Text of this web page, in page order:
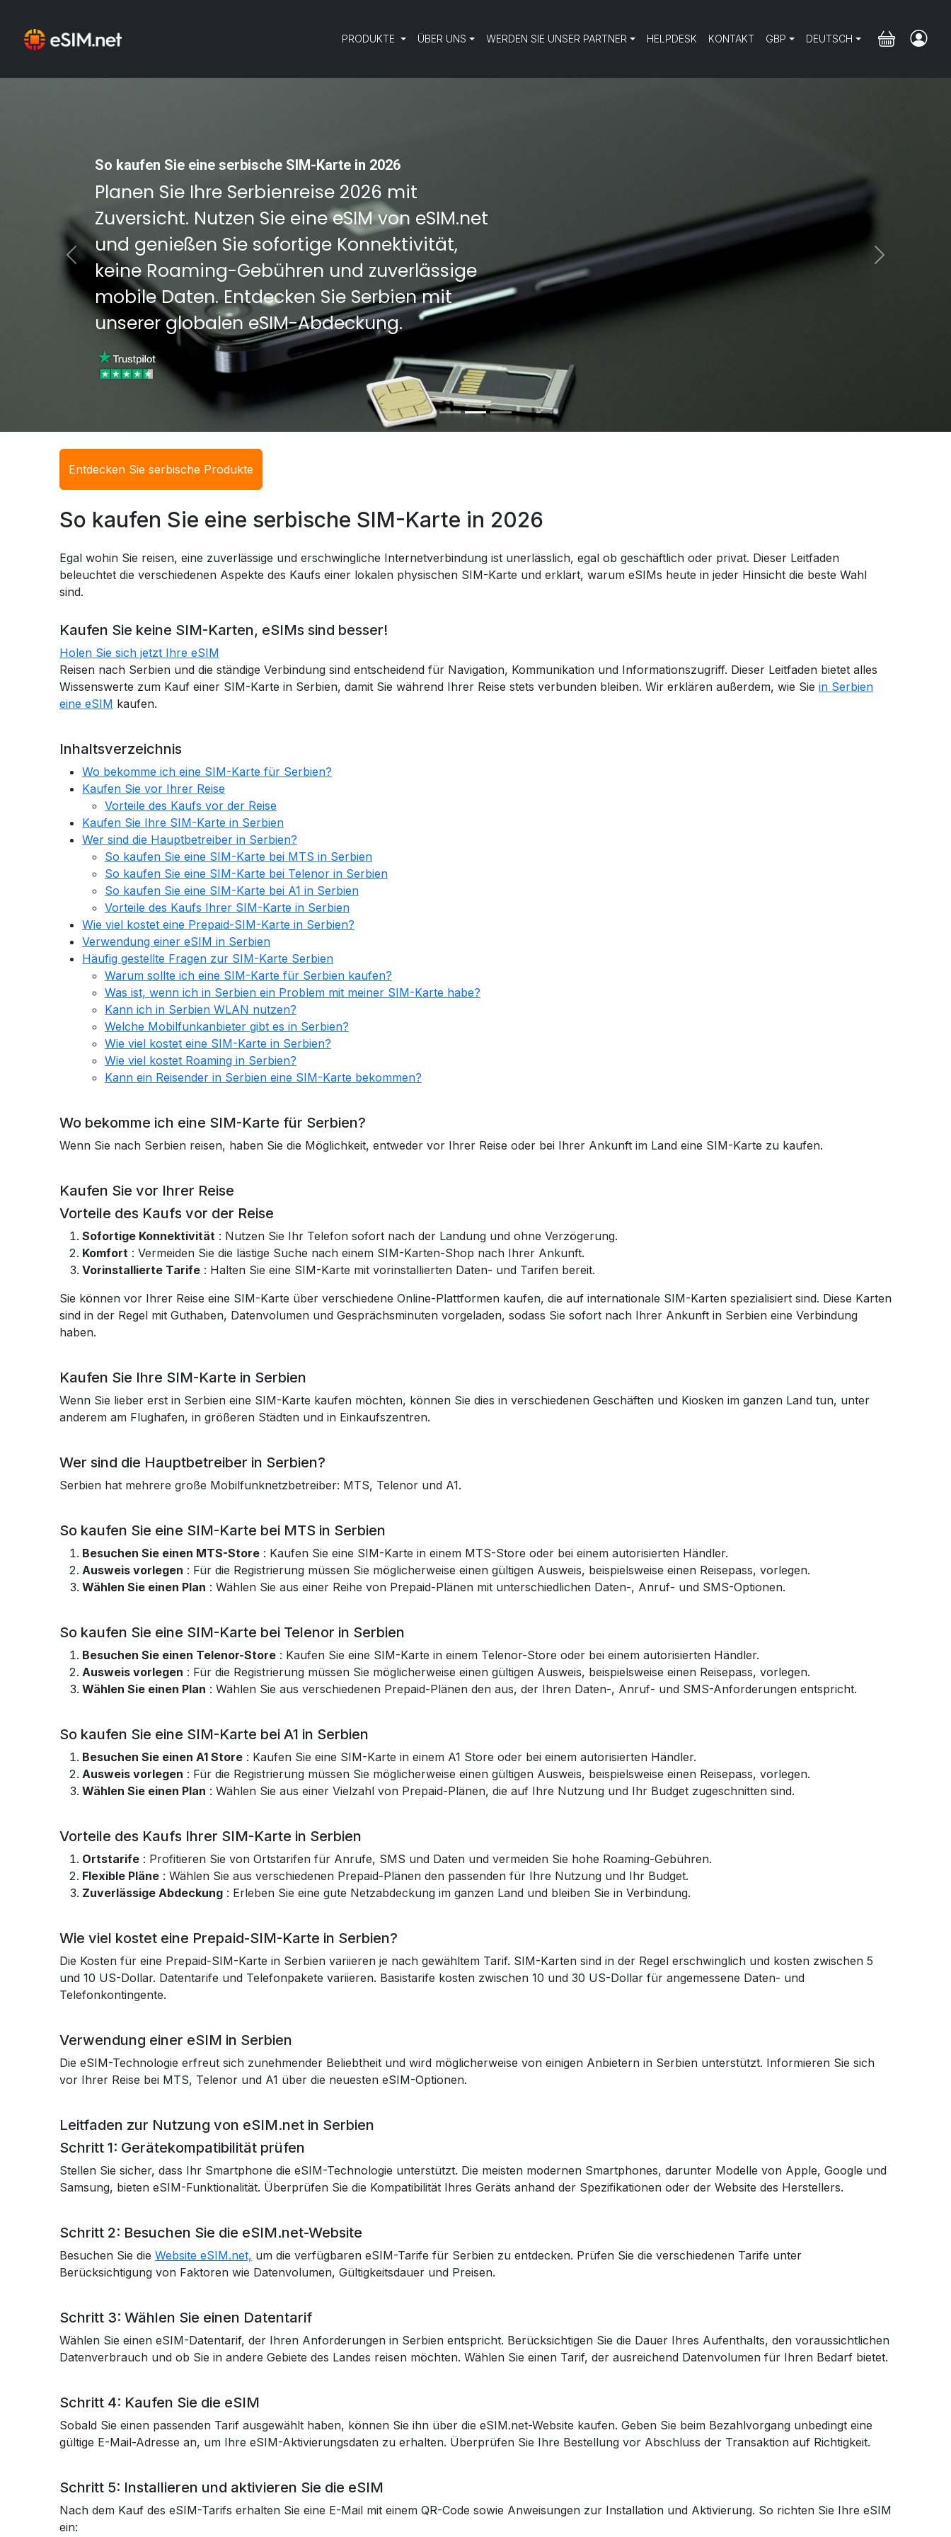
PRODUKTE ÜBER UNS WERDEN SIE UNSER PARTNER HELPDESK KONTAKT GBP DEUTSCH
So kaufen Sie eine serbische SIM-Karte in 2026
Planen Sie Ihre Serbienreise 2026 mit
Zuversicht. Nutzen Sie eine eSIM von eSIM.net
und genießen Sie sofortige Konnektivität,
keine Roaming-Gebühren und zuverlässige
mobile Daten. Entdecken Sie Serbien mit
unserer globalen eSIM-Abdeckung.
Previous Next
Entdecken Sie serbische Produkte
So kaufen Sie eine serbische SIM-Karte in 2026
Egal wohin Sie reisen, eine zuverlässige und erschwingliche Internetverbindung ist unerlässlich, egal ob geschäftlich oder privat. Dieser Leitfaden
beleuchtet die verschiedenen Aspekte des Kaufs einer lokalen physischen SIM-Karte und erklärt, warum eSIMs heute in jeder Hinsicht die beste Wahl
sind.
Kaufen Sie keine SIM-Karten, eSIMs sind besser!
Holen Sie sich jetzt Ihre eSIM
Reisen nach Serbien und die ständige Verbindung sind entscheidend für Navigation, Kommunikation und Informationszugriff. Dieser Leitfaden bietet alles
Wissenswerte zum Kauf einer SIM-Karte in Serbien, damit Sie während Ihrer Reise stets verbunden bleiben. Wir erklären außerdem, wie Sie in Serbien
eine eSIM kaufen.
Inhaltsverzeichnis
Wo bekomme ich eine SIM-Karte für Serbien?
Kaufen Sie vor Ihrer Reise
Vorteile des Kaufs vor der Reise
Kaufen Sie Ihre SIM-Karte in Serbien
Wer sind die Hauptbetreiber in Serbien?
So kaufen Sie eine SIM-Karte bei MTS in Serbien
So kaufen Sie eine SIM-Karte bei Telenor in Serbien
So kaufen Sie eine SIM-Karte bei A1 in Serbien
Vorteile des Kaufs Ihrer SIM-Karte in Serbien
Wie viel kostet eine Prepaid-SIM-Karte in Serbien?
Verwendung einer eSIM in Serbien
Häufig gestellte Fragen zur SIM-Karte Serbien
Warum sollte ich eine SIM-Karte für Serbien kaufen?
Was ist, wenn ich in Serbien ein Problem mit meiner SIM-Karte habe?
Kann ich in Serbien WLAN nutzen?
Welche Mobilfunkanbieter gibt es in Serbien?
Wie viel kostet eine SIM-Karte in Serbien?
Wie viel kostet Roaming in Serbien?
Kann ein Reisender in Serbien eine SIM-Karte bekommen?
Wo bekomme ich eine SIM-Karte für Serbien?
Wenn Sie nach Serbien reisen, haben Sie die Möglichkeit, entweder vor Ihrer Reise oder bei Ihrer Ankunft im Land eine SIM-Karte zu kaufen.
Kaufen Sie vor Ihrer Reise
Vorteile des Kaufs vor der Reise
Sofortige Konnektivität : Nutzen Sie Ihr Telefon sofort nach der Landung und ohne Verzögerung.
Komfort : Vermeiden Sie die lästige Suche nach einem SIM-Karten-Shop nach Ihrer Ankunft.
Vorinstallierte Tarife : Halten Sie eine SIM-Karte mit vorinstallierten Daten- und Tarifen bereit.
Sie können vor Ihrer Reise eine SIM-Karte über verschiedene Online-Plattformen kaufen, die auf internationale SIM-Karten spezialisiert sind. Diese Karten
sind in der Regel mit Guthaben, Datenvolumen und Gesprächsminuten vorgeladen, sodass Sie sofort nach Ihrer Ankunft in Serbien eine Verbindung
haben.
Kaufen Sie Ihre SIM-Karte in Serbien
Wenn Sie lieber erst in Serbien eine SIM-Karte kaufen möchten, können Sie dies in verschiedenen Geschäften und Kiosken im ganzen Land tun, unter
anderem am Flughafen, in größeren Städten und in Einkaufszentren.
Wer sind die Hauptbetreiber in Serbien?
Serbien hat mehrere große Mobilfunknetzbetreiber: MTS, Telenor und A1.
So kaufen Sie eine SIM-Karte bei MTS in Serbien
Besuchen Sie einen MTS-Store : Kaufen Sie eine SIM-Karte in einem MTS-Store oder bei einem autorisierten Händler.
Ausweis vorlegen : Für die Registrierung müssen Sie möglicherweise einen gültigen Ausweis, beispielsweise einen Reisepass, vorlegen.
Wählen Sie einen Plan : Wählen Sie aus einer Reihe von Prepaid-Plänen mit unterschiedlichen Daten-, Anruf- und SMS-Optionen.
So kaufen Sie eine SIM-Karte bei Telenor in Serbien
Besuchen Sie einen Telenor-Store : Kaufen Sie eine SIM-Karte in einem Telenor-Store oder bei einem autorisierten Händler.
Ausweis vorlegen : Für die Registrierung müssen Sie möglicherweise einen gültigen Ausweis, beispielsweise einen Reisepass, vorlegen.
Wählen Sie einen Plan : Wählen Sie aus verschiedenen Prepaid-Plänen den aus, der Ihren Daten-, Anruf- und SMS-Anforderungen entspricht.
So kaufen Sie eine SIM-Karte bei A1 in Serbien
Besuchen Sie einen A1 Store : Kaufen Sie eine SIM-Karte in einem A1 Store oder bei einem autorisierten Händler.
Ausweis vorlegen : Für die Registrierung müssen Sie möglicherweise einen gültigen Ausweis, beispielsweise einen Reisepass, vorlegen.
Wählen Sie einen Plan : Wählen Sie aus einer Vielzahl von Prepaid-Plänen, die auf Ihre Nutzung und Ihr Budget zugeschnitten sind.
Vorteile des Kaufs Ihrer SIM-Karte in Serbien
Ortstarife : Profitieren Sie von Ortstarifen für Anrufe, SMS und Daten und vermeiden Sie hohe Roaming-Gebühren.
Flexible Pläne : Wählen Sie aus verschiedenen Prepaid-Plänen den passenden für Ihre Nutzung und Ihr Budget.
Zuverlässige Abdeckung : Erleben Sie eine gute Netzabdeckung im ganzen Land und bleiben Sie in Verbindung.
Wie viel kostet eine Prepaid-SIM-Karte in Serbien?
Die Kosten für eine Prepaid-SIM-Karte in Serbien variieren je nach gewähltem Tarif. SIM-Karten sind in der Regel erschwinglich und kosten zwischen 5
und 10 US-Dollar. Datentarife und Telefonpakete variieren. Basistarife kosten zwischen 10 und 30 US-Dollar für angemessene Daten- und
Telefonkontingente.
Verwendung einer eSIM in Serbien
Die eSIM-Technologie erfreut sich zunehmender Beliebtheit und wird möglicherweise von einigen Anbietern in Serbien unterstützt. Informieren Sie sich
vor Ihrer Reise bei MTS, Telenor und A1 über die neuesten eSIM-Optionen.
Leitfaden zur Nutzung von eSIM.net in Serbien
Schritt 1: Gerätekompatibilität prüfen
Stellen Sie sicher, dass Ihr Smartphone die eSIM-Technologie unterstützt. Die meisten modernen Smartphones, darunter Modelle von Apple, Google und
Samsung, bieten eSIM-Funktionalität. Überprüfen Sie die Kompatibilität Ihres Geräts anhand der Spezifikationen oder der Website des Herstellers.
Schritt 2: Besuchen Sie die eSIM.net-Website
Besuchen Sie die Website eSIM.net, um die verfügbaren eSIM-Tarife für Serbien zu entdecken. Prüfen Sie die verschiedenen Tarife unter
Berücksichtigung von Faktoren wie Datenvolumen, Gültigkeitsdauer und Preisen.
Schritt 3: Wählen Sie einen Datentarif
Wählen Sie einen eSIM-Datentarif, der Ihren Anforderungen in Serbien entspricht. Berücksichtigen Sie die Dauer Ihres Aufenthalts, den voraussichtlichen
Datenverbrauch und ob Sie in andere Gebiete des Landes reisen möchten. Wählen Sie einen Tarif, der ausreichend Datenvolumen für Ihren Bedarf bietet.
Schritt 4: Kaufen Sie die eSIM
Sobald Sie einen passenden Tarif ausgewählt haben, können Sie ihn über die eSIM.net-Website kaufen. Geben Sie beim Bezahlvorgang unbedingt eine
gültige E-Mail-Adresse an, um Ihre eSIM-Aktivierungsdaten zu erhalten. Überprüfen Sie Ihre Bestellung vor Abschluss der Transaktion auf Richtigkeit.
Schritt 5: Installieren und aktivieren Sie die eSIM
Nach dem Kauf des eSIM-Tarifs erhalten Sie eine E-Mail mit einem QR-Code sowie Anweisungen zur Installation und Aktivierung. So richten Sie Ihre eSIM
ein: